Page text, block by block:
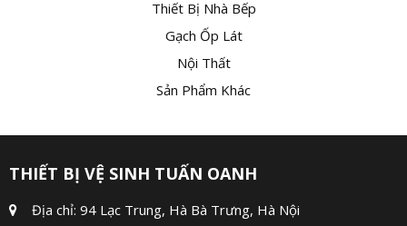
Thiết Bị Nhà Bếp
Gạch Ốp Lát
Nội Thất
Sản Phẩm Khác
THIẾT BỊ VỆ SINH TUẤN OANH
Địa chỉ: 94 Lạc Trung, Hà Bà Trưng, Hà Nội